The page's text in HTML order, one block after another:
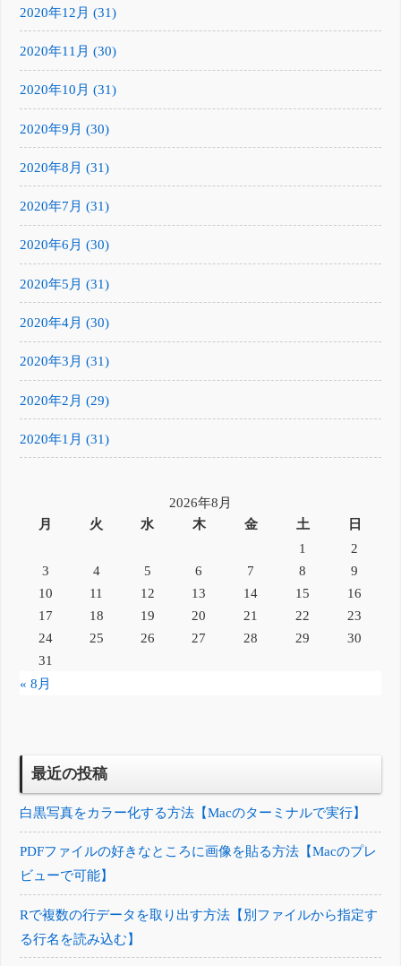
2020年12月 (31)
2020年11月 (30)
2020年10月 (31)
2020年9月 (30)
2020年8月 (31)
2020年7月 (31)
2020年6月 (30)
2020年5月 (31)
2020年4月 (30)
2020年3月 (31)
2020年2月 (29)
2020年1月 (31)
2026年8月
月
火 水 木 金 土
日
1
2
3
4 5 6 7 8
9
10
11 12 13 14 15
16
17
18 19 20 21 22
23
24
25 26 27 28 29
30
31
« 8月
最近の投稿
白黒写真をカラー化する方法【Macのターミナルで実行】
PDFファイルの好きなところに画像を貼る方法【Macのプレ
ビューで可能】
Rで複数の行データを取り出す方法【別ファイルから指定す
る行名を読み込む】